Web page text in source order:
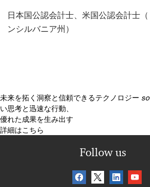
日本国公認会計士、米国公認会計士
ンシルバニア州）
未来を拓く洞察と信頼できるテクノロジー
い思考と迅速な行動、
優れた成果を生み出す
詳細はこちら
Follow us